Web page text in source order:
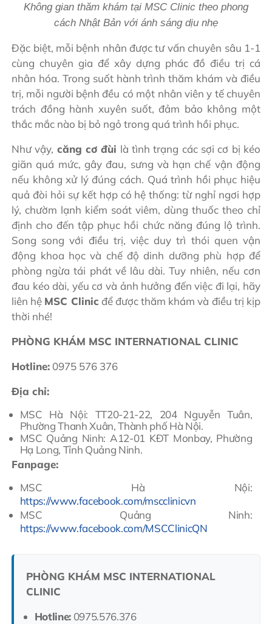
Không gian thăm khám tại MSC Clinic theo phong
cách Nhật Bản với ánh sáng dịu nhẹ
Đặc biệt, mỗi bệnh nhân được tư vấn chuyên sâu 1-1
cùng chuyên gia để xây dựng phác đồ điều trị cá
nhân hóa. Trong suốt hành trình thăm khám và điều
trị, mỗi người bệnh đều có một nhân viên y tế chuyên
trách đồng hành xuyên suốt, đảm bảo không một
thắc mắc nào bị bỏ ngỏ trong quá trình hồi phục.
Như vậy, căng cơ đùi là tình trạng các sợi cơ bị kéo
giãn quá mức, gây đau, sưng và hạn chế vận động
nếu không xử lý đúng cách. Quá trình hồi phục hiệu
quả đòi hỏi sự kết hợp có hệ thống: từ nghỉ ngơi hợp
lý, chườm lạnh kiểm soát viêm, dùng thuốc theo chỉ
định cho đến tập phục hồi chức năng đúng lộ trình.
Song song với điều trị, việc duy trì thói quen vận
động khoa học và chế độ dinh dưỡng phù hợp để
phòng ngừa tái phát về lâu dài. Tuy nhiên, nếu cơn
đau kéo dài, yếu cơ và ảnh hưởng đến việc đi lại, hãy
liên hệ MSC Clinic để được thăm khám và điều trị kịp
thời nhé!
PHÒNG KHÁM MSC INTERNATIONAL CLINIC
Hotline: 0975 576 376
Địa chỉ:
MSC Hà Nội: TT20-21-22, 204 Nguyễn Tuân,
Phường Thanh Xuân, Thành phố Hà Nội.
MSC Quảng Ninh: A12-01 KĐT Monbay, Phường
Hạ Long, Tỉnh Quảng Ninh.
Fanpage:
MSC Hà Nội:
https://www.facebook.com/mscclinicvn
MSC Quảng Ninh:
https://www.facebook.com/MSCClinicQN
PHÒNG KHÁM MSC INTERNATIONAL
CLINIC
Hotline:0975.576.376